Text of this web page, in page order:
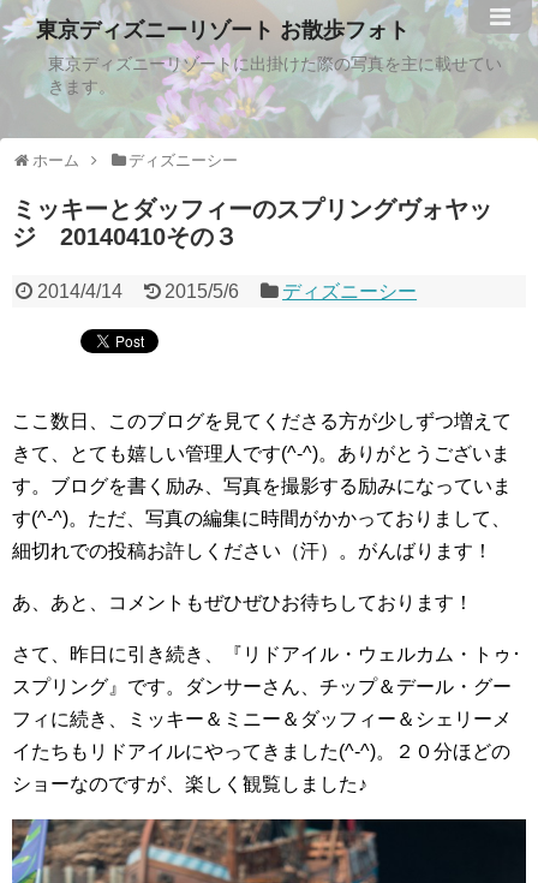
東京ディズニーリゾート お散歩フォト
東京ディズニーリゾートに出掛けた際の写真を主に載せてい
きます。
ホーム ディズニーシー
ミッキーとダッフィーのスプリングヴォヤッ
ジ 20140410その３
2014/4/14 2015/5/6 ディズニーシー
ここ数日、このブログを見てくださる方が少しずつ増えて
きて、とても嬉しい管理人です(^-^)。ありがとうございま
す。ブログを書く励み、写真を撮影する励みになっていま
す(^-^)。ただ、写真の編集に時間がかかっておりまして、
細切れでの投稿お許しください（汗）。がんばります！
あ、あと、コメントもぜひぜひお待ちしております！
さて、昨日に引き続き、『リドアイル・ウェルカム・トゥ･
スプリング』です。ダンサーさん、チップ＆デール・グー
フィに続き、ミッキー＆ミニー＆ダッフィー＆シェリーメ
イたちもリドアイルにやってきました(^-^)。２０分ほどの
ショーなのですが、楽しく観覧しました♪